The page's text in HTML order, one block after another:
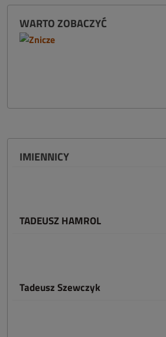
WARTO ZOBACZYĆ
IMIENNICY
TADEUSZ HAMROL
Tadeusz Szewczyk